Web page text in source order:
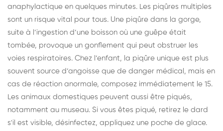
anaphylactique en quelques minutes. Les piqûres multiples
sont un risque vital pour tous. Une piqûre dans la gorge,
suite à l’ingestion d’une boisson où une guêpe était
tombée, provoque un gonflement qui peut obstruer les
voies respiratoires. Chez l’enfant, la piqûre unique est plus
souvent source d’angoisse que de danger médical, mais en
cas de réaction anormale, composez immédiatement le 15.
Les animaux domestiques peuvent aussi être piqués,
notamment au museau. Si vous êtes piqué, retirez le dard
s'il est visible, désinfectez, appliquez une poche de glace.